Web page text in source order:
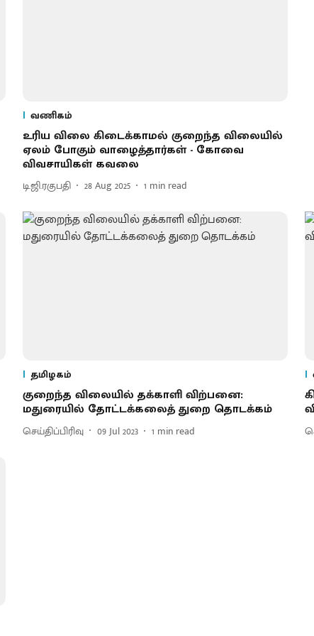
வணிகம்
உரிய விலை கிடைக்காமல் குறைந்த விலையில்
ஏலம் போகும் வாழைத்தார்கள் - கோவை
விவசாயிகள் கவலை
டி.ஜி.ரகுபதி 28 Aug 2025 1 min read
தமிழகம்
குறைந்த விலையில் தக்காளி விற்பனை:
மதுரையில் தோட்டக்கலைத் துறை தொடக்கம்
செய்திப்பிரிவு 09 Jul 2023 1 min read